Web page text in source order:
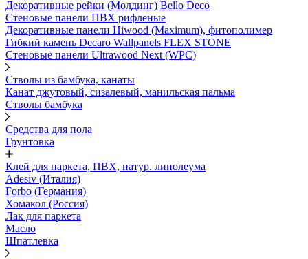
Декоративные рейки (Молдинг) Bello Deco
Стеновые панели ПВХ рифленые
Декоративные панели Hiwood (Maximum), фитополимер
Гибкий камень Decaro Wallpanels FLEX STONE
Стеновые панели Ultrawood Next (WPC)
Стволы из бамбука, канаты
Канат джутовый, сизалевый, манильская пальма
Стволы бамбука
Средства для пола
Грунтовка
Клей для паркета, ПВХ, натур. линолеума
Adesiv (Италия)
Forbo (Германия)
Хомакол (Россия)
Лак для паркета
Масло
Шпатлевка